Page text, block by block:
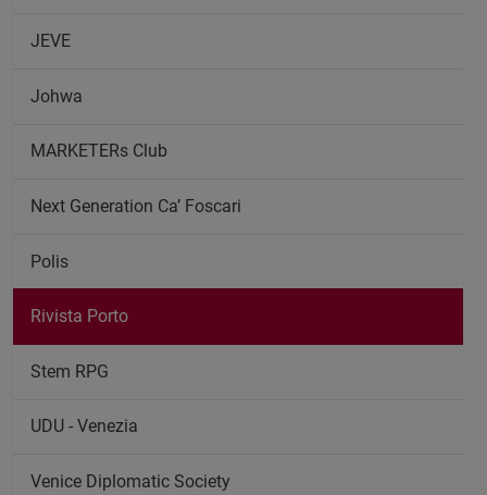
JEVE
Johwa
MARKETERs Club
Next Generation Ca’ Foscari
Polis
Rivista Porto
Stem RPG
UDU - Venezia
Venice Diplomatic Society